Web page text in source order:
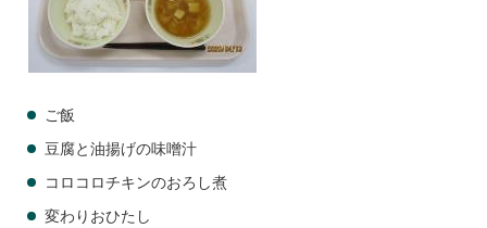
ご飯
豆腐と油揚げの味噌汁
コロコロチキンのおろし煮
変わりおひたし